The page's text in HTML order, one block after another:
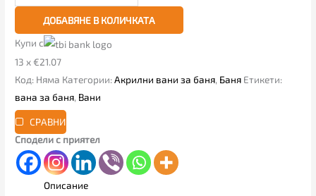
ДОБАВЯНЕ В КОЛИЧКАТА
Купи с
13 x €21.07
Код: Няма Категории:Акрилни вани за баня, Баня Етикети:
вана за баня, Вани
СРАВНИ
Сподели с приятел
Описание